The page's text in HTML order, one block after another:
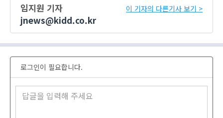
임지원 기자
jnews@kidd.co.kr
이 기자의 다른기사 보기 >
로그인이 필요합니다.